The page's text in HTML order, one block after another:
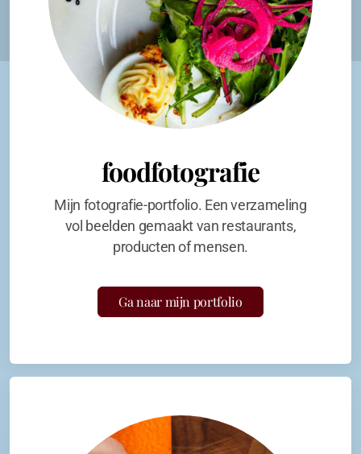
foodfotografie
Mijn fotografie-portfolio. Een verzameling
vol beelden gemaakt van restaurants,
producten of mensen.
Ga naar mijn portfolio